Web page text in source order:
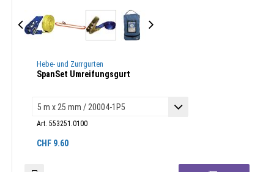
Hebe- und Zurrgurten
SpanSet Umreifungsgurt
Art. 553251.0100
CHF 9.60